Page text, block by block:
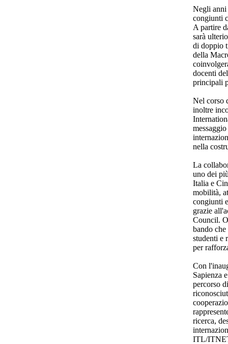
Negli anni
congiunti
A partire
sarà
di doppio
della
docenti
principali
Nel corso
inoltre
nella
La
uno dei
Italia e
mobilità,
congiunti
grazie
Council.
bando
studenti e
per
Con
Sapienza
percorso
ricerca,
ITL/